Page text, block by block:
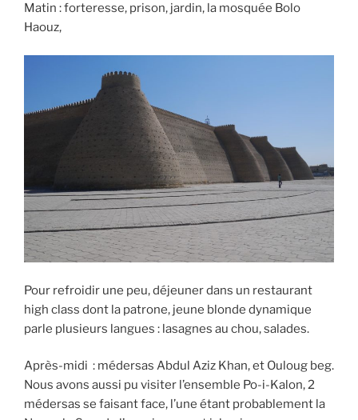
Matin : forteresse, prison, jardin, la mosquée Bolo
Haouz,
Pour refroidir une peu, déjeuner dans un restaurant
high class dont la patrone, jeune blonde dynamique
parle plusieurs langues : lasagnes au chou, salades.
Après-midi : médersas Abdul Aziz Khan, et Ouloug beg.
Nous avons aussi pu visiter l’ensemble Po-i-Kalon, 2
médersas se faisant face, l’une étant probablement la